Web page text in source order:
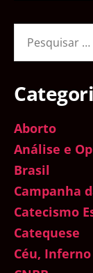
por:
Aborto
Análise e
Brasil
Campanha
Catecismo
Catequese
Céu,